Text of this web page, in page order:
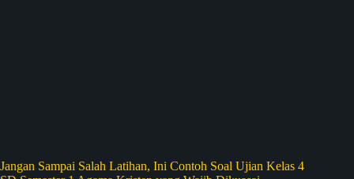
Jangan Sampai Salah Latihan, Ini Contoh Soal Ujian Kelas 4